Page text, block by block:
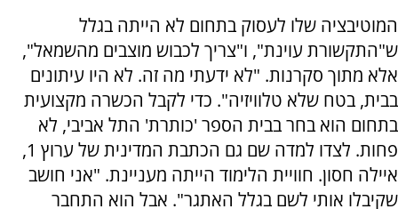
המוטיבציה שלו לעסוק בתחום לא הייתה בגלל
ש"התקשורת עוינת", ו"צריך לכבוש מוצבים מהשמאל",
אלא מתוך סקרנות. "לא ידעתי מה זה. לא היו עיתונים
בבית, בטח שלא טלוויזיה". כדי לקבל הכשרה מקצועית
בתחום הוא בחר בבית הספר 'כותרת' התל אביבי, לא
פחות. לצדו למדה שם גם הכתבת המדינית של ערוץ 1,
איילה חסון. חוויית הלימוד הייתה מעניינת. "אני חושב
שקיבלו אותי לשם בגלל האתגר". אבל הוא התחבר